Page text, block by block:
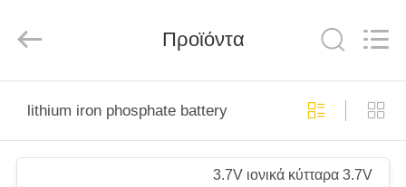
ΠΡΟΪΌΝΤΑ
Technology
Co,.Ltd..
Προϊόντα
lithium iron phosphate battery
3.7V ιονικά κύτταρα 3.7V